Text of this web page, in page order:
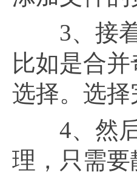
3、接着
比如是合
选择。选
4、然后
理，只需